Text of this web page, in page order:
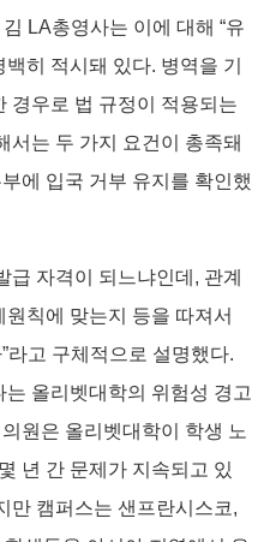
LA총영사는 이에 대해 “유
히 적시돼 있다. 병역을 기
경우로 법 규정이 적용되는
서는 두 가지 요건이 총족돼
에 입국 거부 유지를 확인했
급 자격이 되느냐인데, 관계
칙에 맞는지 등을 따져서
라고 구체적으로 설명했다.
올리벳대학의 위험성 경고
원은 올리벳대학이 학생 노
년 간 문제가 지속되고 있
만 캠퍼스는 샌프란시스코,